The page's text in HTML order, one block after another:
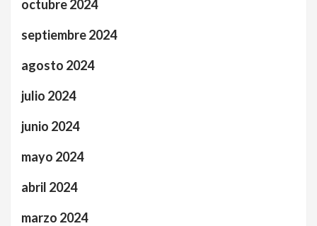
octubre 2024
septiembre 2024
agosto 2024
julio 2024
junio 2024
mayo 2024
abril 2024
marzo 2024